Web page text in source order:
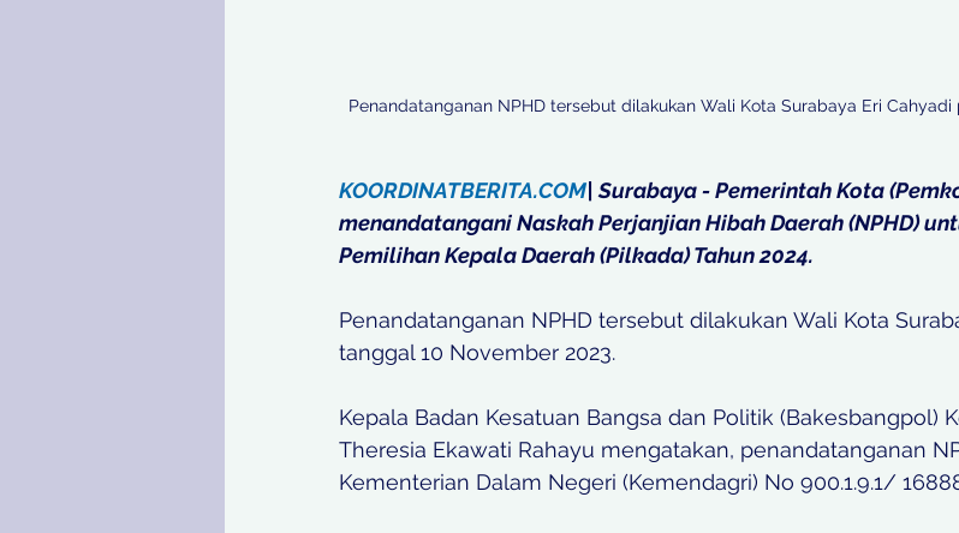
Penandatanganan NPHD tersebut dilakukan Wali Kota Surabaya Eri
KOORDINATBERITA.COM | Surabaya - Pemerintah Kota
menandatangani Naskah Perjanjian Hibah Daerah (NPHD)
Pemilihan Kepala Daerah (Pilkada) Tahun 2024.
Penandatanganan NPHD tersebut dilakukan Wali Kota
tanggal 10 November 2023.
Kepala Badan Kesatuan Bangsa dan Politik (Bakesbangpol)
Theresia Ekawati Rahayu mengatakan, penandatanganan
Kementerian Dalam Negeri (Kemendagri) No 900.1.9.1/